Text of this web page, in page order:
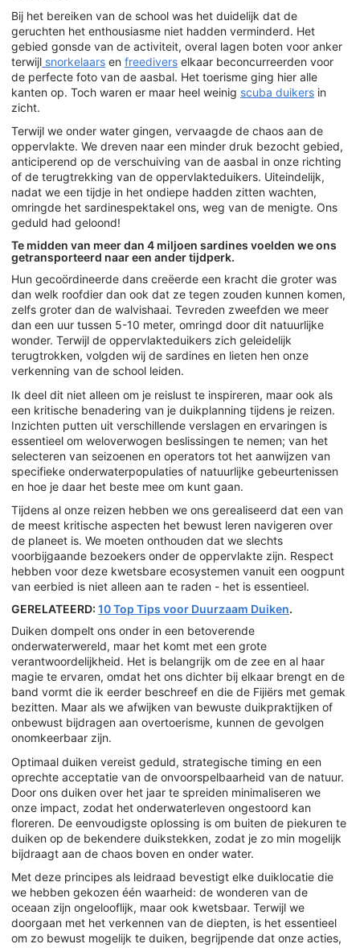
Bij het bereiken van de school was het duidelijk dat de
geruchten het enthousiasme niet hadden verminderd. Het
gebied gonsde van de activiteit, overal lagen boten voor anker
terwijl snorkelaars en freedivers elkaar beconcurreerden voor
de perfecte foto van de aasbal. Het toerisme ging hier alle
kanten op. Toch waren er maar heel weinig scuba duikers in
zicht.
Terwijl we onder water gingen, vervaagde de chaos aan de
oppervlakte. We dreven naar een minder druk bezocht gebied,
anticiperend op de verschuiving van de aasbal in onze richting
of de terugtrekking van de oppervlakteduikers. Uiteindelijk,
nadat we een tijdje in het ondiepe hadden zitten wachten,
omringde het sardinespektakel ons, weg van de menigte. Ons
geduld had geloond!
Te midden van meer dan 4 miljoen sardines voelden we ons
getransporteerd naar een ander tijdperk.
Hun gecoördineerde dans creëerde een kracht die groter was
dan welk roofdier dan ook dat ze tegen zouden kunnen komen,
zelfs groter dan de walvishaai. Tevreden zweefden we meer
dan een uur tussen 5-10 meter, omringd door dit natuurlijke
wonder. Terwijl de oppervlakteduikers zich geleidelijk
terugtrokken, volgden wij de sardines en lieten hen onze
verkenning van de school leiden.
Ik deel dit niet alleen om je reislust te inspireren, maar ook als
een kritische benadering van je duikplanning tijdens je reizen.
Inzichten putten uit verschillende verslagen en ervaringen is
essentieel om weloverwogen beslissingen te nemen; van het
selecteren van seizoenen en operators tot het aanwijzen van
specifieke onderwaterpopulaties of natuurlijke gebeurtenissen
en hoe je daar het beste mee om kunt gaan.
Tijdens al onze reizen hebben we ons gerealiseerd dat een van
de meest kritische aspecten het bewust leren navigeren over
de planeet is. We moeten onthouden dat we slechts
voorbijgaande bezoekers onder de oppervlakte zijn. Respect
hebben voor deze kwetsbare ecosystemen vanuit een oogpunt
van eerbied is niet alleen aan te raden - het is essentieel.
GERELATEERD: 10 Top Tips voor Duurzaam Duiken.
Duiken dompelt ons onder in een betoverende
onderwaterwereld, maar het komt met een grote
verantwoordelijkheid. Het is belangrijk om de zee en al haar
magie te ervaren, omdat het ons dichter bij elkaar brengt en de
band vormt die ik eerder beschreef en die de Fijiërs met gemak
bezitten. Maar als we afwijken van bewuste duikpraktijken of
onbewust bijdragen aan overtoerisme, kunnen de gevolgen
onomkeerbaar zijn.
Optimaal duiken vereist geduld, strategische timing en een
oprechte acceptatie van de onvoorspelbaarheid van de natuur.
Door ons duiken over het jaar te spreiden minimaliseren we
onze impact, zodat het onderwaterleven ongestoord kan
floreren. De eenvoudigste oplossing is om buiten de piekuren te
duiken op de bekendere duikstekken, zodat je zo min mogelijk
bijdraagt aan de chaos boven en onder water.
Met deze principes als leidraad bevestigt elke duiklocatie die
we hebben gekozen één waarheid: de wonderen van de
oceaan zijn ongelooflijk, maar ook kwetsbaar. Terwijl we
doorgaan met het verkennen van de diepten, is het essentieel
om zo bewust mogelijk te duiken, begrijpende dat onze acties,